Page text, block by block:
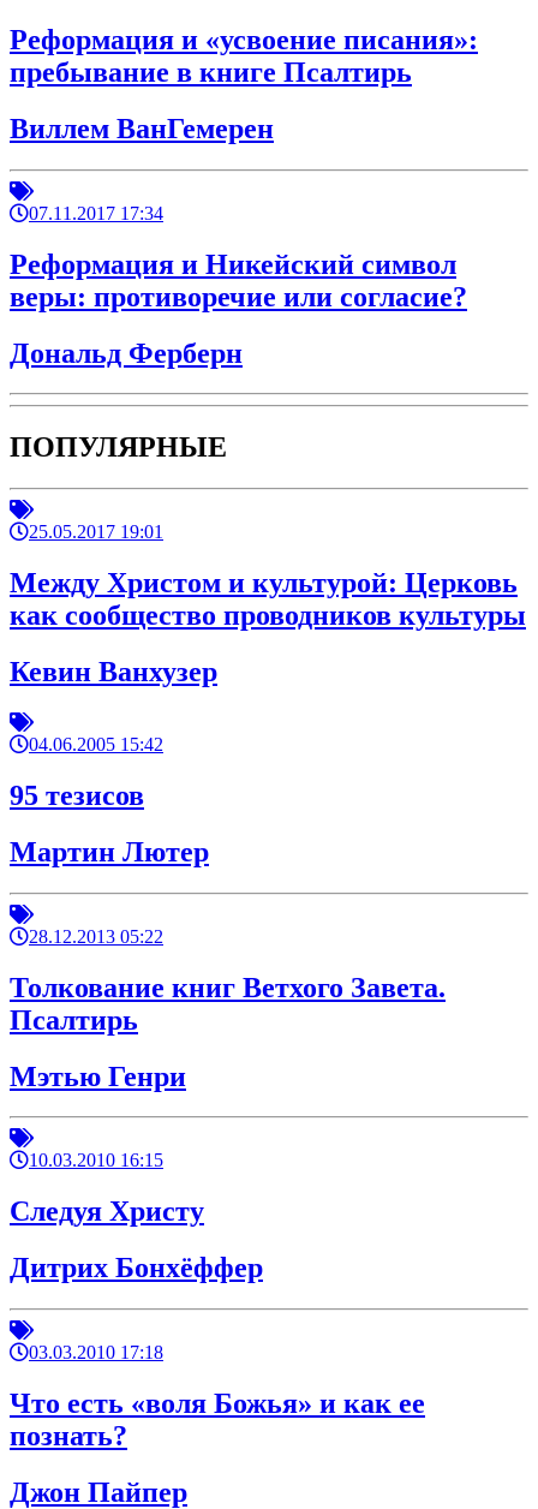
Реформация и «усвоение писания»:
пребывание в книге Псалтирь
Виллем ВанГемерен
07.11.2017 17:34
Реформация и Никейский символ
веры: противоречие или согласие?
Дональд Ферберн
ПОПУЛЯРНЫЕ
25.05.2017 19:01
Между Христом и культурой: Церковь
как сообщество проводников культуры
Кевин Ванхузер
04.06.2005 15:42
95 тезисов
Мартин Лютер
28.12.2013 05:22
Толкование книг Ветхого Завета.
Псалтирь
Мэтью Генри
10.03.2010 16:15
Следуя Христу
Дитрих Бонхёффер
03.03.2010 17:18
Что есть «воля Божья» и как ее
познать?
Джон Пайпер